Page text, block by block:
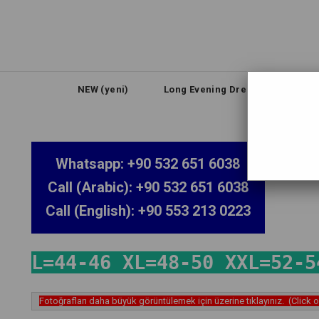
NEW (yeni) Long Evening Dresses (Uzun
Whatsapp: +90 532 651 6038
Call (Arabic): +90 532 651 6038
Call (English): +90 553 213 0223
L=44-46 XL=48-50
Fotoğrafları daha büyük görüntülemek için üzerine tıklayınız.